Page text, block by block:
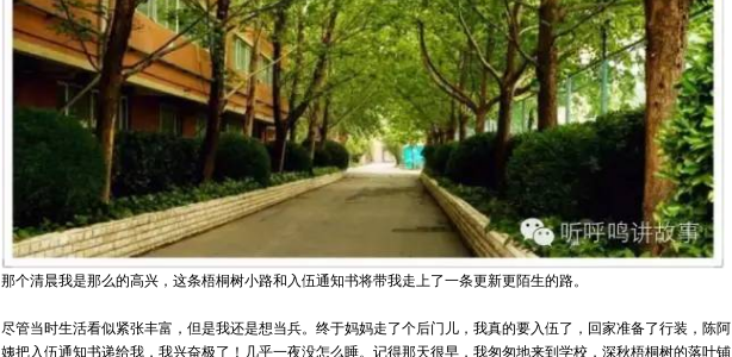
那个清晨我是那么的高兴，这条梧桐树小路和入伍通知书将带我走上了一条更新更陌生的路。
尽管当时生活看似紧张丰富，但是我还是想当兵。终于妈妈走了个后门儿，我真的要入伍了，回家准备了行装，陈阿
姨把入伍通知书递给我，我兴奋极了！几乎一夜没怎么睡。记得那天很早，我匆匆地来到学校，深秋梧桐树的落叶铺